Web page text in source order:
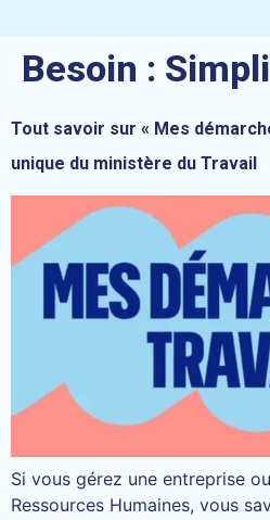
Besoin :
Tout savoir sur « Mes
unique du ministère du Travail
Si vous gérez une entreprise
Ressources Humaines, vous